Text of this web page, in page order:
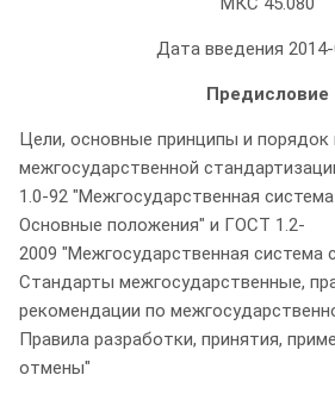
Дата введения 2014-
Предисловие
Цели, основные принципы и порядок
межгосударственной
1.0-92 "Межгосударственная
Основные положения" и ГОСТ 1.2-
2009 "Межгосударственная система
Стандарты межгосударственные,
рекомендации по
Правила разработки, принятия,
отмены"